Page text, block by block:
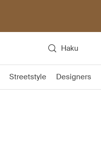
Haku
Streetstyle Designers